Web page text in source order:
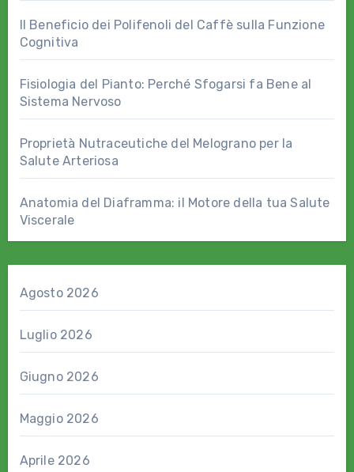
Il Beneficio dei Polifenoli del Caffè sulla Funzione
Cognitiva
Fisiologia del Pianto: Perché Sfogarsi fa Bene al
Sistema Nervoso
Proprietà Nutraceutiche del Melograno per la
Salute Arteriosa
Anatomia del Diaframma: il Motore della tua Salute
Viscerale
Agosto 2026
Luglio 2026
Giugno 2026
Maggio 2026
Aprile 2026